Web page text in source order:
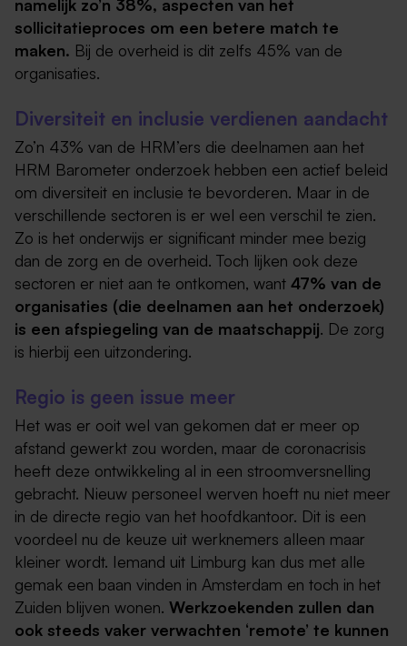
namelijk zo’n 38%, aspecten van het
sollicitatieproces om een betere match te
maken. Bij de overheid is dit zelfs 45% van de
organisaties.
Diversiteit en inclusie verdienen aandacht
Zo’n 43% van de HRM’ers die deelnamen aan het
HRM Barometer onderzoek hebben een actief beleid
om diversiteit en inclusie te bevorderen. Maar in de
verschillende sectoren is er wel een verschil te zien.
Zo is het onderwijs er significant minder mee bezig
dan de zorg en de overheid. Toch lijken ook deze
sectoren er niet aan te ontkomen, want 47% van de
organisaties (die deelnamen aan het onderzoek)
is een afspiegeling van de maatschappij. De zorg
is hierbij een uitzondering.
Regio is geen issue meer
Het was er ooit wel van gekomen dat er meer op
afstand gewerkt zou worden, maar de coronacrisis
heeft deze ontwikkeling al in een stroomversnelling
gebracht. Nieuw personeel werven hoeft nu niet meer
in de directe regio van het hoofdkantoor. Dit is een
voordeel nu de keuze uit werknemers alleen maar
kleiner wordt. Iemand uit Limburg kan dus met alle
gemak een baan vinden in Amsterdam en toch in het
Zuiden blijven wonen. Werkzoekenden zullen dan
ook steeds vaker verwachten ‘remote’ te kunnen